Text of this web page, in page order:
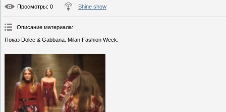
Просмотры: 0 Shine show
Описание материала:
Показ Dolce & Gabbana. Milan Fashion Week.